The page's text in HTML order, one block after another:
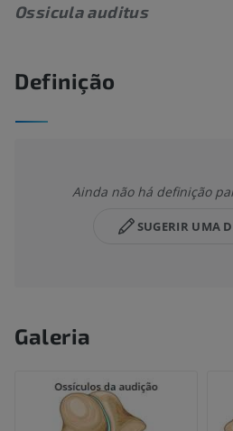
Ossicula auditus
Definição
Ainda não há definição
SUGERIR UMA
Galeria